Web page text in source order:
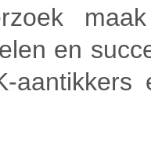
en
aantikkers